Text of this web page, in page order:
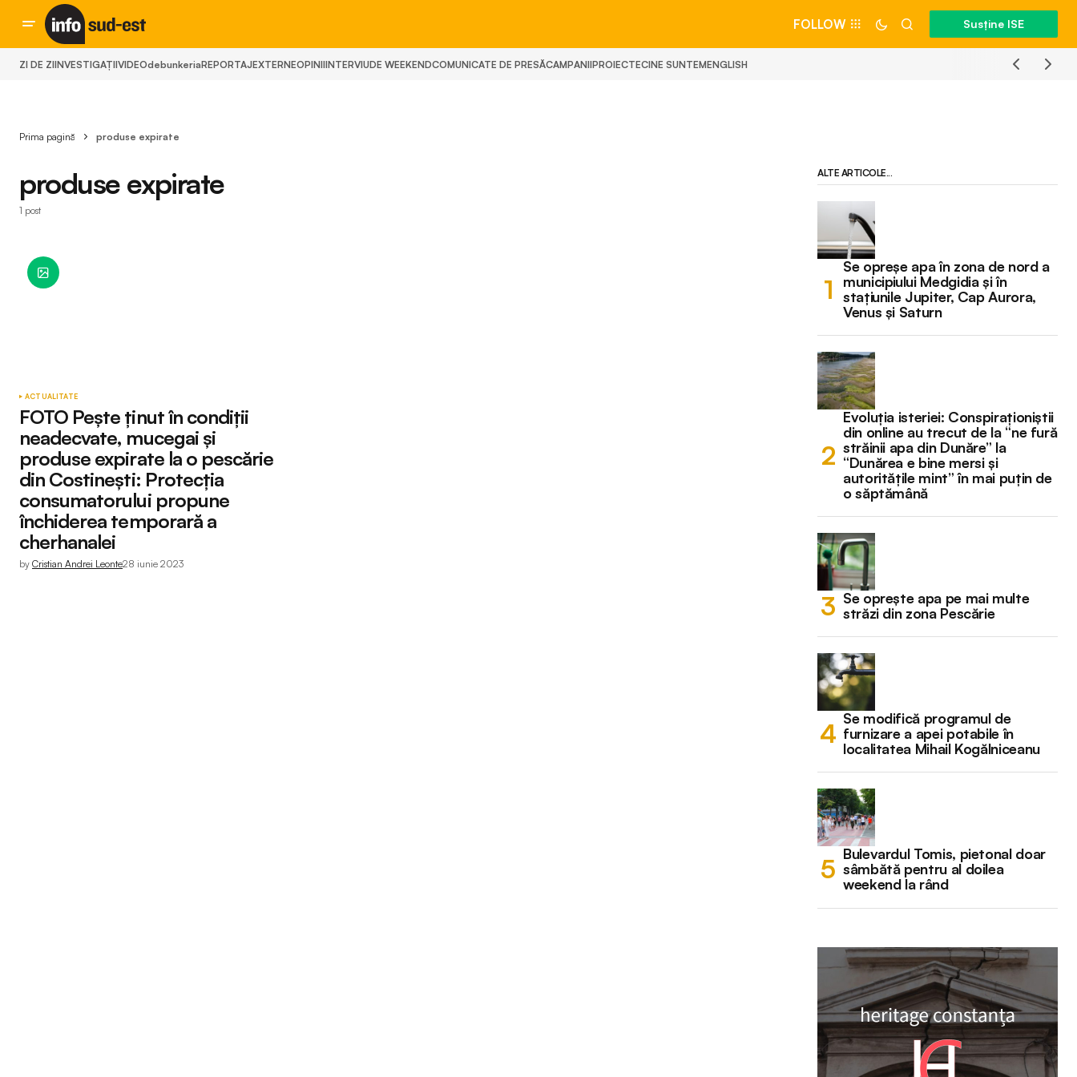
FOLLOW Susține ISE
ZI DE ZIINVESTIGAȚIIVIDEOdebunkeriaREPORTAJEXTERNEOPINIIINTERVIUDE WEEKENDCOMUNICATE DE PRESĂCAMPANIIPROIECTECINE SUNTEMENGLISH
Prima pagină produse expirate
produse expirate
1 post
ACTUALITATE
FOTO Pește ținut în condiții
neadecvate, mucegai și
produse expirate la o pescărie
din Costinești: Protecția
consumatorului propune
închiderea temporară a
cherhanalei
by Cristian Andrei Leonte28 iunie 2023
ALTE ARTICOLE...
Se opreșe apa în zona de nord a
municipiului Medgidia și în
stațiunile Jupiter, Cap Aurora,
Venus și Saturn
Evoluția isteriei: Conspiraționiștii
din online au trecut de la “ne fură
străinii apa din Dunăre” la
“Dunărea e bine mersi și
autoritățile mint” în mai puțin de
o săptămână
Se oprește apa pe mai multe
străzi din zona Pescărie
Se modifică programul de
furnizare a apei potabile în
localitatea Mihail Kogălniceanu
Bulevardul Tomis, pietonal doar
sâmbătă pentru al doilea
weekend la rând